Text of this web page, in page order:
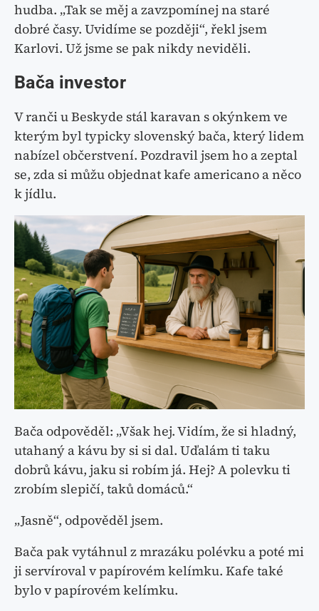
hudba. „Tak se měj a zavzpomínej na staré
dobré časy. Uvidíme se později“, řekl jsem
Karlovi. Už jsme se pak nikdy neviděli.
Bača investor
V ranči u Beskyde stál karavan s okýnkem ve
kterým byl typicky slovenský bača, který lidem
nabízel občerstvení. Pozdravil jsem ho a zeptal
se, zda si můžu objednat kafe americano a něco
k jídlu.
Bača odpověděl: „Však hej. Vidím, že si hladný,
utahaný a kávu by si si dal. Uďalám ti taku
dobrů kávu, jaku si robím já. Hej? A polevku ti
zrobím slepičí, taků domáců.“
„Jasně“, odpověděl jsem.
Bača pak vytáhnul z mrazáku polévku a poté mi
ji servíroval v papírovém kelímku. Kafe také
bylo v papírovém kelímku.